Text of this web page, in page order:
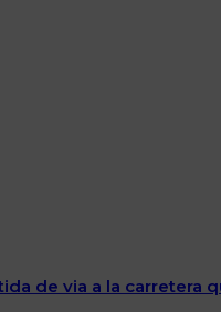
de via a la carretera